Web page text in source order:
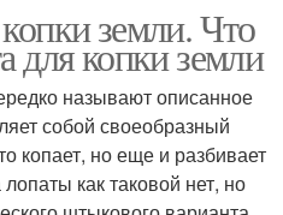
земли. Что
для копки земли
называют описанное
собой своеобразный
копает, но еще и разбивает
как таковой нет, но